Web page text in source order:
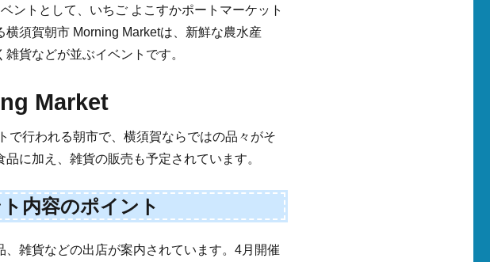
ントとして、いちご よこすかポートマーケット
横須賀朝市 Morning Marketは、新鮮な農水産
貨などが並ぶイベントです。
Market
で行われる朝市で、横須賀ならではの品々がそ
に加え、雑貨の販売も予定されています。
内容のポイント
雑貨などの出店が案内されています。4月開催